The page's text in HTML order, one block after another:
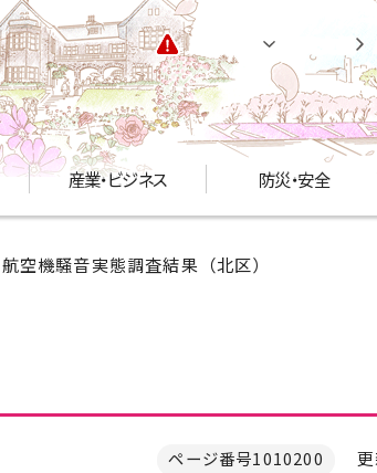
緊急情報
産業・ビジネス 防災・安全
空機騒音実態調査結果（北区）
ページ番号1010200 更